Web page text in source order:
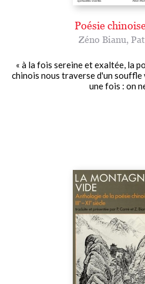
Poésie
Zéno Bianu,
« à la fois sereine et exaltée, la
chinois nous traverse d'un
une fois : on